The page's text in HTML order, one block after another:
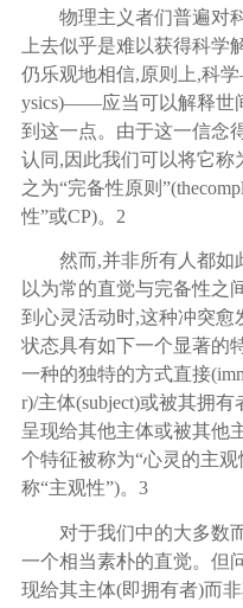
物理主义者们普遍对
上去似乎是难以获得科学
仍乐观地相信,原则上,科
ysics)——应当可以解释世
到这一点。由于这一信念
认同,因此我们可以将它称
之为“完备性原则
性”或CP)。 2
然而,并非所有人都如
以为常的直觉与完备性之
到心灵活动时,这种冲突愈
状态具有如下一个显著的
一种的独特的方式直接
r)/主体(subject)或被其拥
呈现给其他主体或被其他
个特征被称为“心灵的主观
称“主观性”)。 3
对于我们中的大多数
一个相当素朴的直觉。但
现给其主体(即拥有者)而